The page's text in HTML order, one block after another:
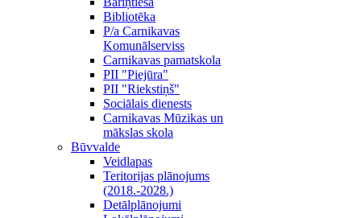
Bibliotēka
P/a Carnikavas
Komunālserviss
Carnikavas pamatskola
PII "Piejūra"
PII "Riekstiņš"
Sociālais dienests
Carnikavas Mūzikas un
mākslas skola
Būvvalde
Veidlapas
Teritorijas plānojums
(2018.-2028.)
Detālplānojumi